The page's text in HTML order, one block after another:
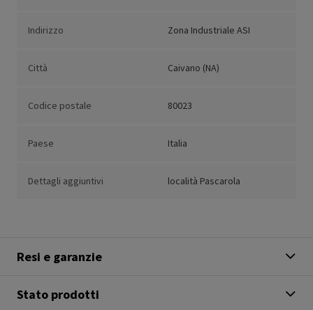
Indirizzo Zona Industriale ASI
Città Caivano (NA)
Codice postale 80023
Paese Italia
Dettagli aggiuntivi località Pascarola
Resi e garanzie
Stato prodotti